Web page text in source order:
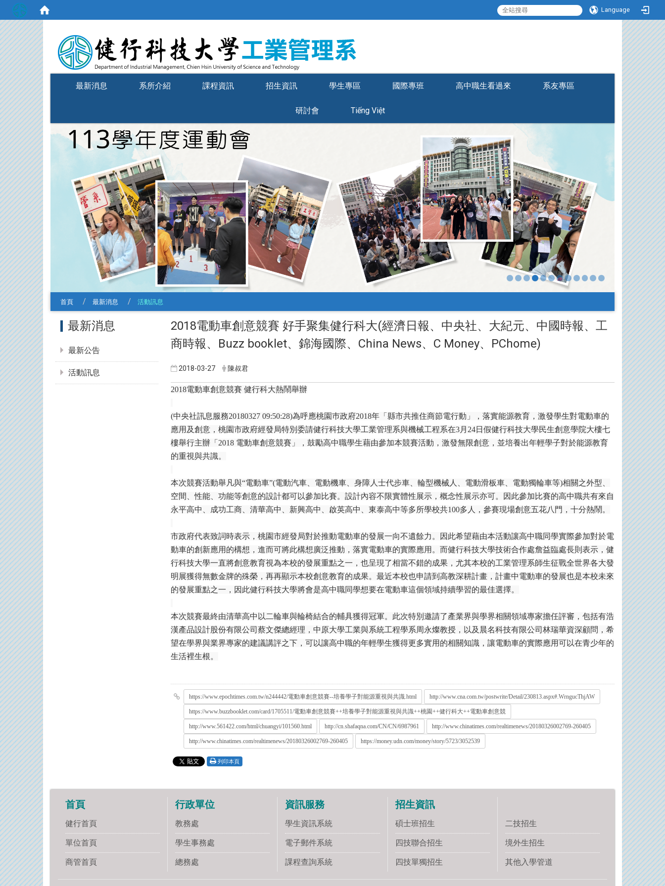
Language
最新消息 系所介紹 課程資訊 招生資訊 學生專區 國際專班 高中職生看過來 系友專區
研討會 Tiếng Việt
首頁 最新消息 活動訊息
最新消息
最新公告
活動訊息
2018電動車創意競賽 好手聚集健行科大(經濟日報、中央社、大紀元、中國時報、工
商時報、Buzz booklet、錦海國際、China News、C Money、PChome)
2018-03-27 陳叔君
2018電動車創意競賽 健行科大熱鬧舉辦
(中央社訊息服務20180327 09:50:28)為呼應桃園巿政府2018年「縣市共推住商節電行動」，落實能源教育，激發學生對電動車的
應用及創意，桃園市政府經發局特別委請健行科技大學工業管理系與機械工程系在3月 24日假健行科技大學民生創意學院大樓七
樓舉行主辦「 2018 電動車創意競賽」，鼓勵高中職學生藉由參加本競賽活動，激發無限創意，並培養出年輕學子對於能源教育
的重視與共識。
本次競賽活動舉凡與“電動車”(電動汽車、電動機車、身障人士代步車、輪型機械人、電動滑板車、電動獨輪車等)相關之外型、
空間、性能、功能等創意的設計都可以參加比賽。設計內容不限實體性展示，概念性展示亦可。因此參加比賽的高中職共有來自
永平高中、成功工商、清華高中、新興高中、啟英高中、東泰高中等多所學校共100多人，參賽現場創意五花八門，十分熱鬧。
市政府代表致詞時表示，桃園市經發局對於推動電動車的發展一向不遺餘力。因此希望藉由本活動讓高中職同學實際參加對於電
動車的創新應用的構想，進而可將此構想廣泛推動，落實電動車的實際應用。而健行科技大學技術合作處詹益臨處長則表示，健
行科技大學一直將創意教育視為本校的發展重點之一，也呈現了相當不錯的成果，尤其本校的工業管理系師生征戰全世界各大發
明展獲得無數金牌的殊榮，再再顯示本校創意教育的成果。最近本校也申請到高教深耕計畫，計畫中電動車的發展也是本校未來
的發展重點之一，因此健行科技大學將會是高中職同學想要在電動車這個領域持續學習的最佳選擇。
本次競賽最終由清華高中以二輪車與輪椅結合的輔具獲得冠軍。此次特別邀請了產業界與學界相關領域專家擔任評審，包括有浩
漢產品設計股份有限公司蔡文傑總經理，中原大學工業與系統工程學系周永燦教授，以及晨名科技有限公司林瑞華資深顧問，希
望在學界與業界專家的建議講評之下，可以讓高中職的年輕學生獲得更多實用的相關知識，讓電動車的實際應用可以在青少年的
生活裡生根。
https://www.epochtimes.com.tw/n244442/電動車創意競賽--培養學子對能源重視與共識.html http://www.cna.com.tw/postwrite/Detail/230813.aspx#.WrngucThjAW
https://www.buzzbooklet.com/card/1705511/電動車創意競賽++培養學子對能源重視與共識++桃園++健行科大++電動車創意競
http://www.561422.com/html/chuangyi/101560.html http://cn.shafaqna.com/CN/CN/6987961 http://www.chinatimes.com/realtimenews/20180326002769-260405
http://www.chinatimes.com/realtimenews/20180326002769-260405 https://money.udn.com/money/story/5723/3052539
列印本頁
首頁
健行首頁
單位首頁
商管首頁
行政單位
教務處
學生事務處
總務處
資訊服務
學生資訊系統
電子郵件系統
課程查詢系統
招生資訊
碩士班招生
四技聯合招生
四技單獨招生
二技招生
境外生招生
其他入學管道